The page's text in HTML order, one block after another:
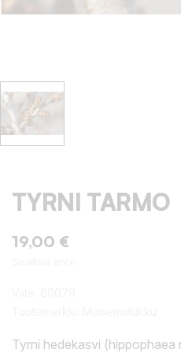
TYRNI TARMO
19,00 €
Tyrni hedekasvi (hippophaea